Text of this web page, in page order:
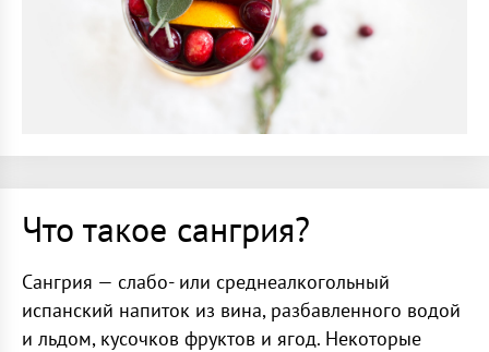
Что такое сангрия?
Сангрия — слабо- или среднеалкогольный
испанский напиток из вина, разбавленного водой
и льдом, кусочков фруктов и ягод. Некоторые